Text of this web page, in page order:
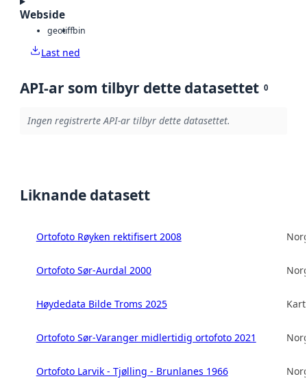
Webside
geotiffbin
Last ned
API-ar som tilbyr dette datasettet 0
Ingen registrerte API-ar tilbyr dette datasettet.
Liknande datasett
Ortofoto Røyken rektifisert 2008
Ortofoto Sør-Aurdal 2000
Høydedata Bilde Troms 2025
Ortofoto Sør-Varanger midlertidig ortofoto 2021
Ortofoto Larvik - Tjølling - Brunlanes 1966